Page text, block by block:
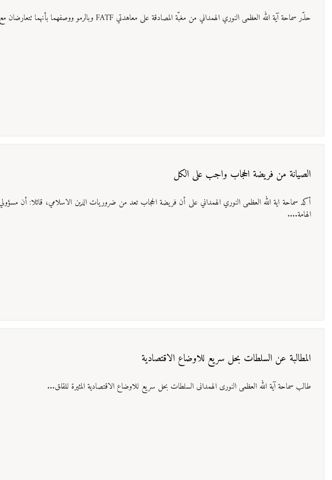
حذّر سماحة آية الله العظمی النوري الهمداني من مغبّة المصادقة على معاهدتي FATF وبالرمو ووصفهما بأنهما تتعارضان مع استقلال ايران وأمنها....
الصیانة من فریضة الحجاب واجب علی الکل
أكد سماحة اية الله العظمی النوري الهمداني على أن فريضة الحجاب تعد من ضروريات الدين الاسلامي، قائلا: أن
الهامة....
المطالبة عن السلطات بحل سريع للاوضاع الاقتصادية
طالب سماحة آیة الله العظمی النوری الهمدانی السلطات بحل سريع للاوضاع الاقتصادية المثيرة للقلق...